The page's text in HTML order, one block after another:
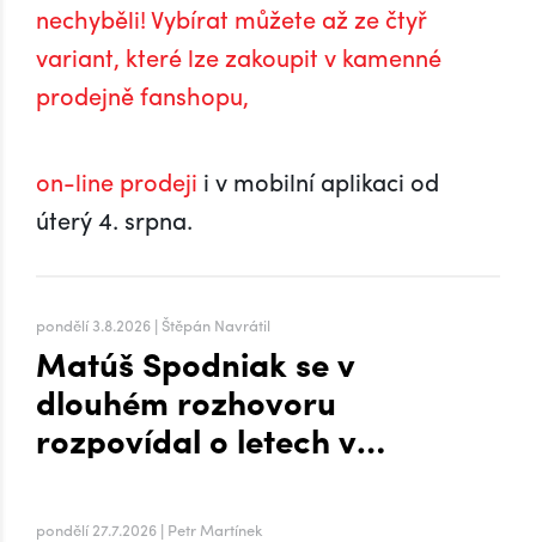
nechyběli! Vybírat můžete až ze čtyř
variant, které lze zakoupit v kamenné
prodejně fanshopu,
on-line prodeji i v mobilní aplikaci od
úterý 4. srpna.
pondělí 3.8.2026 | Štěpán Navrátil
Matúš Spodniak se v
dlouhém rozhovoru
rozpovídal o letech v
pondělí 27.7.2026 | Petr Martínek